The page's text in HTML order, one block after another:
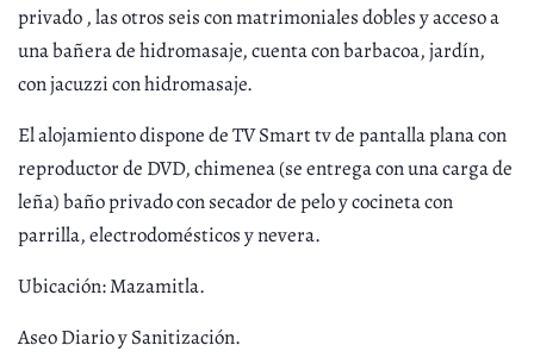
privado , las otros seis con matrimoniales dobles y acceso a
una bañera de hidromasaje, cuenta con barbacoa, jardín,
con jacuzzi con hidromasaje.
El alojamiento dispone de TV Smart tv de pantalla plana con
reproductor de DVD, chimenea (se entrega con una carga de
leña) baño privado con secador de pelo y cocineta con
parrilla, electrodomésticos y nevera.
Ubicación: Mazamitla.
Aseo Diario y Sanitización.